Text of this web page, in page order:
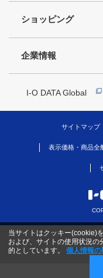
ショッピング
企業情報
I-O DATA Global
サイトマップ
表示価格・商品全
当サイトはクッキー(cookie)
および、サイトの使用状況の
的としています。
個人情報の